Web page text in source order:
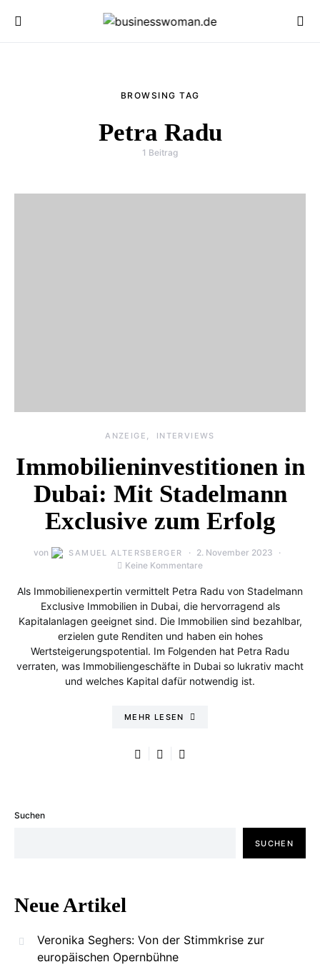
BROWSING TAG
Petra Radu
1 Beitrag
ANZEIGE INTERVIEWS
Immobilieninvestitionen in
Dubai: Mit Stadelmann
Exclusive zum Erfolg
von SAMUEL ALTERSBERGER
2. November 2023
Keine Kommentare
Als Immobilienexpertin vermittelt Petra Radu von Stadelmann
Exclusive Immobilien in Dubai, die hervorragend als
Kapitalanlagen geeignet sind. Die Immobilien sind bezahlbar,
erzielen gute Renditen und haben ein hohes
Wertsteigerungspotential. Im Folgenden hat Petra Radu
verraten, was Immobiliengeschäfte in Dubai so lukrativ macht
und welches Kapital dafür notwendig ist.
MEHR LESEN
Suchen
SUCHEN
Neue Artikel
Veronika Seghers: Von der Stimmkrise zur
europäischen Opernbühne